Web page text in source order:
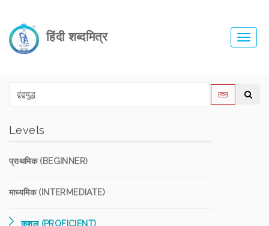
हिंदी शब्दमित्र
Levels
प्राथमिक (BEGINNER)
माध्यमिक (INTERMEDIATE)
कुशल (PROFICIENT)